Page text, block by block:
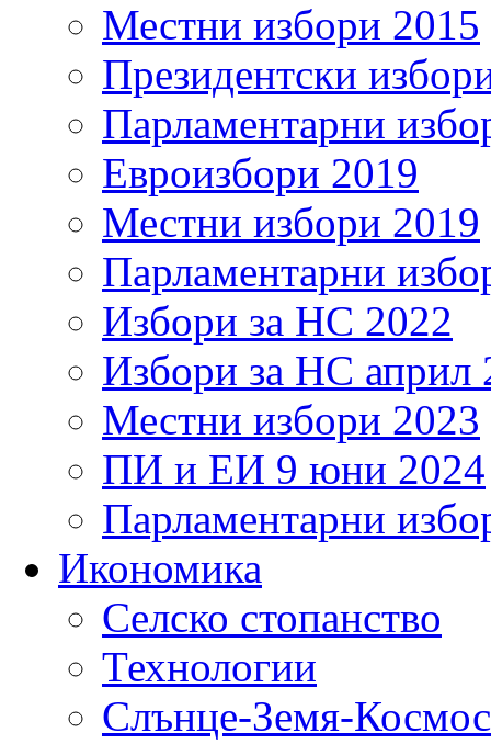
Местни избори 2015
Президентски
Парламентарни
Евроизбори 2019
Местни избори 2019
Парламентарни
Избори за НС 2022
Избори за НС април
Местни избори 2023
ПИ и ЕИ 9 юни 2024
Парламентарни
Икономика
Селско стопанство
Технологии
Слънце-Земя-Космос